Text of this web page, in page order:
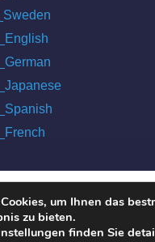
2026 UVPLASTIC MATERIAL
ALL RIGHTS RESERVED
um Ihnen das
zu bieten.
finden Sie